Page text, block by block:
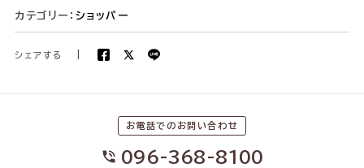
カテゴリー： ショッパー
シェアする
お電話でのお問い合わせ
096-368-8100